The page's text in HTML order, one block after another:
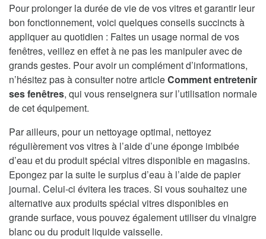
Pour prolonger la durée de vie de vos vitres et garantir leur
bon fonctionnement, voici quelques conseils succincts à
appliquer au quotidien : Faites un usage normal de vos
fenêtres, veillez en effet à ne pas les manipuler avec de
grands gestes. Pour avoir un complément d’informations,
n’hésitez pas à consulter notre articleComment entretenir
ses fenêtres, qui vous renseignera sur l’utilisation normale
de cet équipement.
Par ailleurs, pour un nettoyage optimal, nettoyez
régulièrement vos vitres à l’aide d’une éponge imbibée
d’eau et du produit spécial vitres disponible en magasins.
Epongez par la suite le surplus d’eau à l’aide de papier
journal. Celui-ci évitera les traces. Si vous souhaitez une
alternative aux produits spécial vitres disponibles en
grande surface, vous pouvez également utiliser du vinaigre
blanc ou du produit liquide vaisselle.